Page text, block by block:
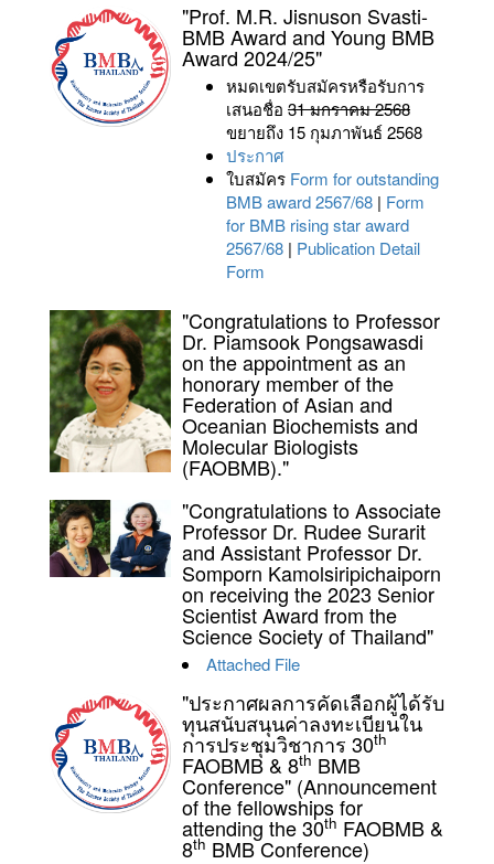
"Prof. M.R. Jisnuson Svasti-
BMB Award and Young BMB
Award 2024/25"
หมดเขตรับสมัครหรือรับการ
เสนอชื่อ 31 มกราคม 2568
ขยายถึง 15 กุมภาพันธ์ 2568
ประกาศ
ใบสมัคร Form for outstanding
BMB award 2567/68 | Form
for BMB rising star award
2567/68 | Publication Detail
Form
"Congratulations to Professor
Dr. Piamsook Pongsawasdi
on the appointment as an
honorary member of the
Federation of Asian and
Oceanian Biochemists and
Molecular Biologists
(FAOBMB)."
"Congratulations to Associate
Professor Dr. Rudee Surarit
and Assistant Professor Dr.
Somporn Kamolsiripichaiporn
on receiving the 2023 Senior
Scientist Award from the
Science Society of Thailand"
Attached File
"ประกาศผลการคัดเลือกผู้ได้รับ
ทุนสนับสนุนค่าลงทะเบียนใน
การประชุมวิชาการ 30th
FAOBMB & 8th BMB
Conference" (Announcement
of the fellowships for
attending the 30th FAOBMB &
8th BMB Conference)